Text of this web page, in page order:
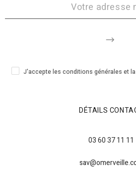
J'accepte les conditions générales et
DÉTAILS
03 60 37 11 11